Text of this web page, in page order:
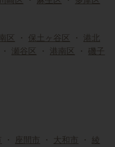
南区 ・ 保土ヶ谷区 ・ 港北
・ 瀬谷区 ・ 港南区 ・ 磯子
・ 座間市 ・ 大和市 ・ 綾